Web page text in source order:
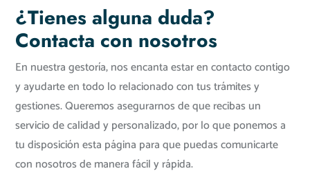
¿Tienes alguna duda?
Contacta con nosotros
En nuestra gestoría, nos encanta estar en contacto contigo
y ayudarte en todo lo relacionado con tus trámites y
gestiones. Queremos asegurarnos de que recibas un
servicio de calidad y personalizado, por lo que ponemos a
tu disposición esta página para que puedas comunicarte
con nosotros de manera fácil y rápida.